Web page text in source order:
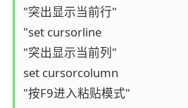
"突出显示当前行"
"set cursorline
"突出显示当前列"
set cursorcolumn
"按F9进入粘贴模式"